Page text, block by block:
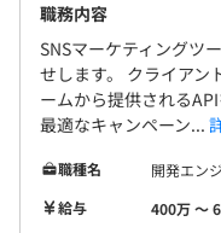
職務内容
SNSマーケティングツ
せします。 クライアン
ームから提供される
最適なキャンペーン...
職種名
開発エン
給与
400万 〜